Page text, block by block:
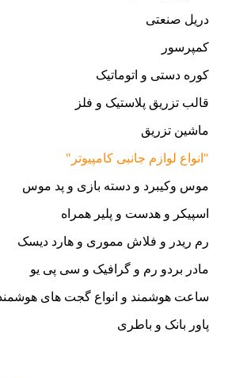
دریل صنعتی
کمپرسور
کوره دستی و اتوماتیک
قالب تزریق پلاستیک و فلز
ماشین تزریق
"انواع لوازم جانبی کامپیوتر"
موس وکیبرد و دسته بازی و پد موس
اسپیکر و هدست و پلیر همراه
رم ریدر و فلاش مموری و هارد دیسک
مادر بردو رم و گرافیک و سی پی یو
ساعت هوشمند و انواع گجت های
پاور بانک و باطری